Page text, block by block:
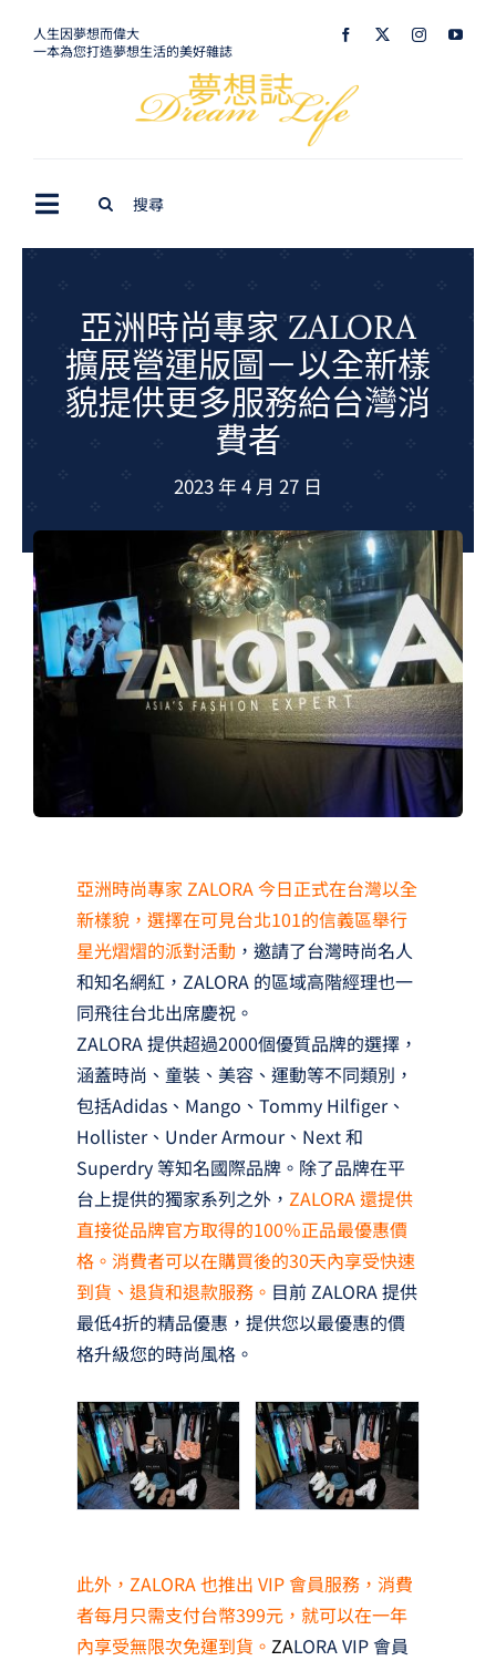
人生因夢想而偉大
一本為您打造夢想生活的美好雜誌
Toggle
Navigation
室內設計
購屋指南
GCU大賽
夢想購物
亞洲時尚專家 ZALORA
擴展營運版圖－以全新樣
貌提供更多服務給台灣消
費者
2023 年 4 月 27 日
亞洲時尚專家 ZALORA 今日正式在台灣以全
新樣貌，選擇在可見台北101的信義區舉行
星光熠熠的派對活動 ，邀請了台灣時尚名人
和知名網紅，ZALORA 的區域高階經理也一
同飛往台北出席慶祝。
ZALORA 提供超過2000個優質品牌的選擇，
涵蓋時尚、童裝、美容、運動等不同類別，
包括Adidas、Mango、Tommy Hilfiger、
Hollister、Under Armour、Next 和
Superdry 等知名國際品牌。除了品牌在平
台上提供的獨家系列之外， ZALORA 還提供
直接從品牌官方取得的100％正品最優惠價
格。消費者可以在購買後的30天內享受快速
到貨、退貨和退款服務。 目前 ZALORA 提供
最低4折的精品優惠，提供您以最優惠的價
格升級您的時尚風格。
此外，ZALORA 也推出 VIP 會員服務，消費
者每月只需支付台幣399元，就可以在一年
內享受無限次免運到貨。 ZALORA VIP 會員